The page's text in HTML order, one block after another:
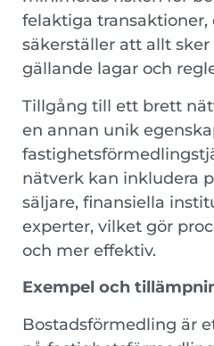
felaktiga transaktioner,
säkerställer att allt
gällande lagar och
Tillgång till ett brett
en annan unik
nätverk kan inkludera
säljare, finansiella
experter, vilket gör
och mer effektiv.
Exempel och
Bostadsförmedling är